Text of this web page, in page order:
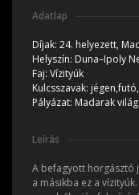
Adatlap
Díjak: 24. helyezett,
Helyszín: Duna–Ipoly
Faj: Vízityúk
Kulcsszavak:
Pályázat: Madarak
Leírás
A befagyott horgásztó
a másikba ez a